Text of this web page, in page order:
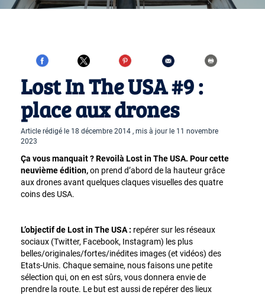
Lost In The USA #9 :
place aux drones
Article rédigé le 18 décembre 2014 , mis à jour le 11 novembre
2023
Ça vous manquait ? Revoilà Lost in The USA. Pour cette
neuvième édition,on prend d’abord de la hauteur grâce
aux drones avant quelques claques visuelles des quatre
coins des USA.
L’objectif de Lost in The USA : repérer sur les réseaux
sociaux (Twitter, Facebook, Instagram) les plus
belles/originales/fortes/inédites images (et vidéos) des
Etats-Unis. Chaque semaine, nous faisons une petite
sélection qui, on en est sûrs, vous donnera envie de
prendre la route. Le but est aussi de repérer des lieux